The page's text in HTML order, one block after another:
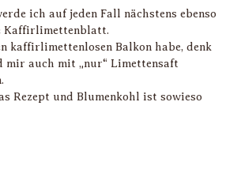
ich auf jeden Fall nächstens ebenso
Kaffirlimettenblatt.
kaffirlimettenlosen Balkon habe, denk
mir auch mit „nur“ Limettensaft
Rezept und Blumenkohl ist sowieso